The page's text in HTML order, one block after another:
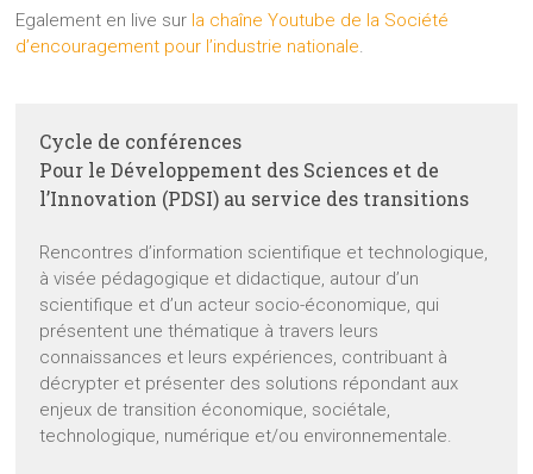
Egalement en live sur la chaîne Youtube de la Société
d’encouragement pour l’industrie nationale.
Cycle de conférences
Pour le Développement des Sciences et de
l’Innovation (PDSI) au service des transitions
Rencontres d’information scientifique et technologique,
à visée pédagogique et didactique, autour d’un
scientifique et d’un acteur socio-économique, qui
présentent une thématique à travers leurs
connaissances et leurs expériences, contribuant à
décrypter et présenter des solutions répondant aux
enjeux de transition économique, sociétale,
technologique, numérique et/ou environnementale.